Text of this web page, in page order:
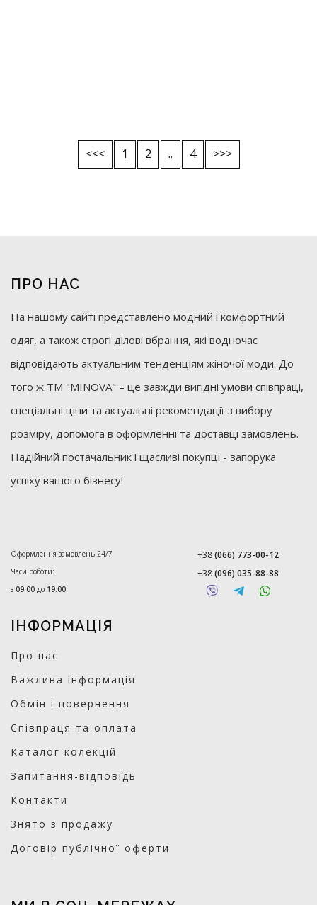
<<< 1 2 .. 4 >>>
ПРО НАС
На нашому сайті представлено модний і комфортний
одяг, а також строгі ділові вбрання, які водночас
відповідають актуальним тенденціям жіночої моди. До
того ж ТМ "MINOVA" – це завжди вигідні умови співпраці,
спеціальні ціни та актуальні рекомендації з вибору
розміру, допомога в оформленні та доставці замовлень.
Надійний постачальник і щасливі покупці - запорука
успіху вашого бізнесу!
Оформлення замовлень 24/7
Часи роботи:
з 09:00 до 19:00
+38(066) 773-00-12
+38(096) 035-88-88
ІНФОРМАЦІЯ
Про нас
Важлива інформація
Обмін і повернення
Співпраця та оплата
Каталог колекцій
Запитання-відповідь
Контакти
Знято з продажу
Договір публічної оферти